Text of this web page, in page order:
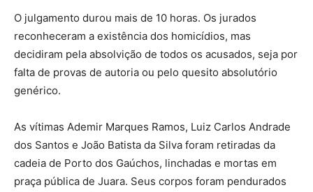
O julgamento durou mais de 10 horas. Os jurados
reconheceram a existência dos homicídios, mas
decidiram pela absolvição de todos os acusados, seja por
falta de provas de autoria ou pelo quesito absolutório
genérico.
As vítimas Ademir Marques Ramos, Luiz Carlos Andrade
dos Santos e João Batista da Silva foram retiradas da
cadeia de Porto dos Gaúchos, linchadas e mortas em
praça pública de Juara. Seus corpos foram pendurados